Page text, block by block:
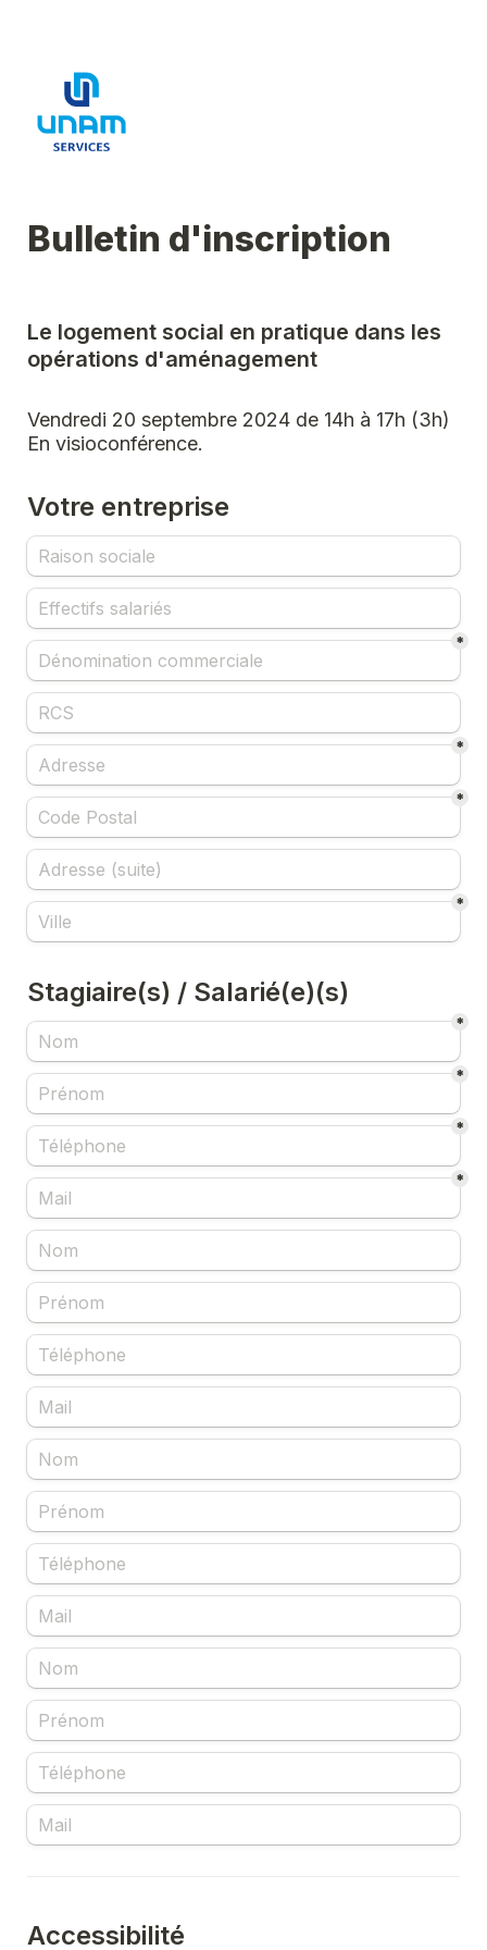
Bulletin d'inscription
Le logement social en pratique dans les
Vendredi 20 septembre 2024 de 14h à 17h (3h)
En visioconférence.
Votre entreprise
*
*
*
*
Stagiaire(s) / Salarié(e)(s)
*
*
*
*
Accessibilité